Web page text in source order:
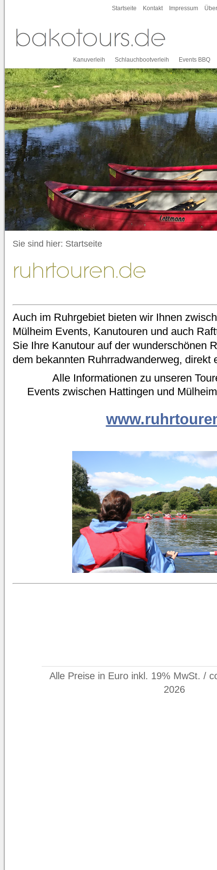
Startseite Kontakt Impressum
Kanuverleih Schlauchbootverleih Events BBQ
Sie sind hier: Startseite
Auch im Ruhrgebiet bieten wir Ihnen
Mülheim Events, Kanutouren und auch
Sie Ihre Kanutour auf der wunderschönen
dem bekannten Ruhrradwanderweg, direkt
Alle Informationen zu unseren
Events zwischen Hattingen und
Alle Preise in Euro inkl. 19% MwSt. /
2026